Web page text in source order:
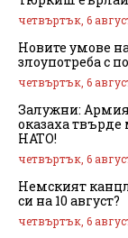
четвъртък, 6
Новите умове
злоупотреба с
четвъртък, 6
Залужни:
оказаха
НАТО!
четвъртък, 6
Немският
си на 10 август?
четвъртък, 6